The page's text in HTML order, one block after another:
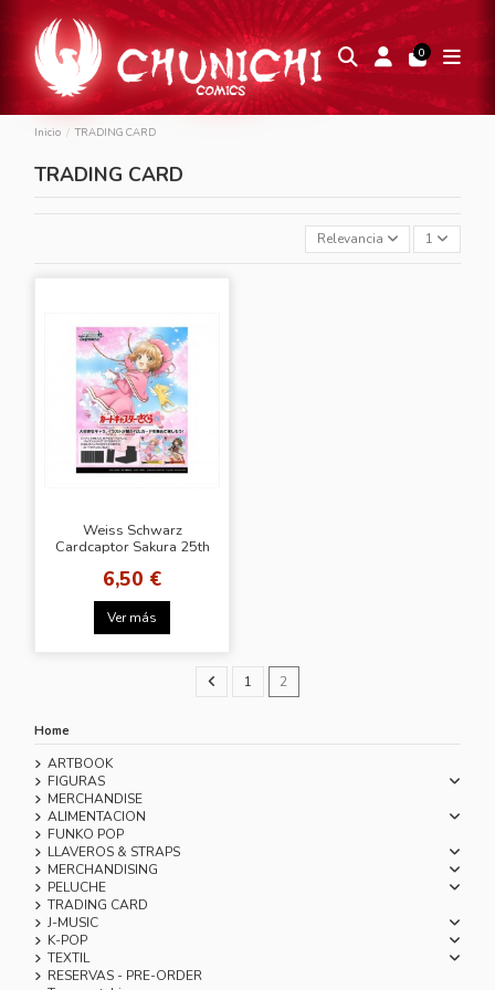
0
Inicio TRADING CARD
TRADING CARD
Relevancia 1
Weiss Schwarz
Cardcaptor Sakura 25th
6,50 €
Ver más
1 2
Home
ARTBOOK
FIGURAS
MERCHANDISE
ALIMENTACION
FUNKO POP
LLAVEROS & STRAPS
MERCHANDISING
PELUCHE
TRADING CARD
J-MUSIC
K-POP
TEXTIL
RESERVAS - PRE-ORDER